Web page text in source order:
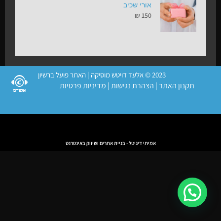
אורי שכיב
₪ 150
2023 © אלעד דויטש מוסיקה | האתר פועל ברשיון
תקנון האתר| הצהרת נגישות| מדיניות פרטיות
אמיתי דיגיטל - בניית אתרים ושיווק באינטרנט